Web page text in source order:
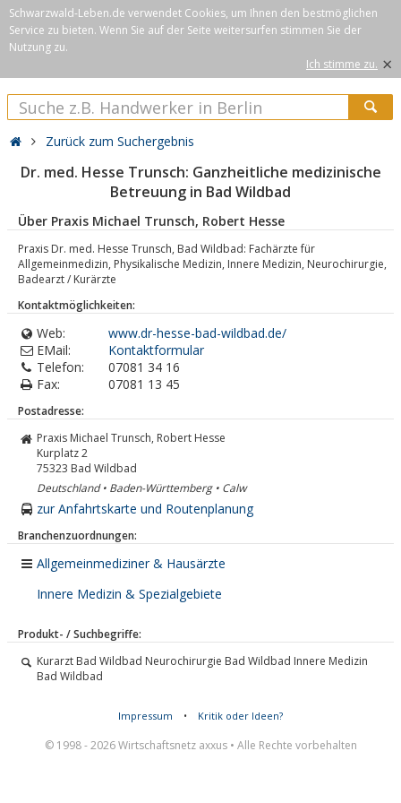
Schwarzwald-Leben.de verwendet Cookies, um Ihnen den bestmöglichen
Service zu bieten. Wenn Sie auf der Seite weitersurfen stimmen Sie der
Nutzung zu.
Ich stimme zu. ×
Zurück zum Suchergebnis
Dr. med. Hesse Trunsch: Ganzheitliche medizinische
Betreuung in Bad Wildbad
Über Praxis Michael Trunsch, Robert Hesse
Praxis Dr. med. Hesse Trunsch, Bad Wildbad: Fachärzte für
Allgemeinmedizin, Physikalische Medizin, Innere Medizin, Neurochirurgie,
Badearzt / Kurärzte
Kontaktmöglichkeiten:
Web:
www.dr-hesse-bad-wildbad.de/
EMail:
Kontaktformular
Telefon:
07081 34 16
Fax:
07081 13 45
Postadresse:
Praxis Michael Trunsch, Robert Hesse
Kurplatz 2
75323 Bad Wildbad
Deutschland • Baden-Württemberg • Calw
zur Anfahrtskarte und Routenplanung
Branchenzuordnungen:
Allgemeinmediziner & Hausärzte
Innere Medizin & Spezialgebiete
Produkt- / Suchbegriffe:
Kurarzt Bad Wildbad Neurochirurgie Bad Wildbad Innere Medizin
Bad Wildbad
Impressum • Kritik oder Ideen?
© 1998 - 2026 Wirtschaftsnetz axxus • Alle Rechte vorbehalten